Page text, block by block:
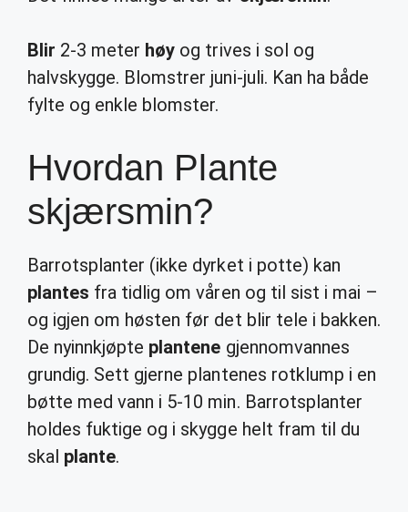
Blir 2-3 meter høy og trives i sol og
halvskygge. Blomstrer juni-juli. Kan ha både
fylte og enkle blomster.
Hvordan Plante
skjærsmin?
Barrotsplanter (ikke dyrket i potte) kan
plantes fra tidlig om våren og til sist i mai –
og igjen om høsten før det blir tele i bakken.
De nyinnkjøpte plantene gjennomvannes
grundig. Sett gjerne plantenes rotklump i en
bøtte med vann i 5-10 min. Barrotsplanter
holdes fuktige og i skygge helt fram til du
skal plante.